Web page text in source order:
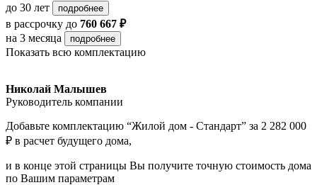
до 30 лет
подробнее
в рассрочку до 760 667 ₽
на 3 месяца
подробнее
Показать всю комплектацию
Николай Малышев
Руководитель компании
Добавьте комплектацию “Жилой дом - Стандарт” за 2 282 000
₽ в расчет будущего дома,
и в конце этой страницы Вы получите точную стоимость дома
по Вашим параметрам